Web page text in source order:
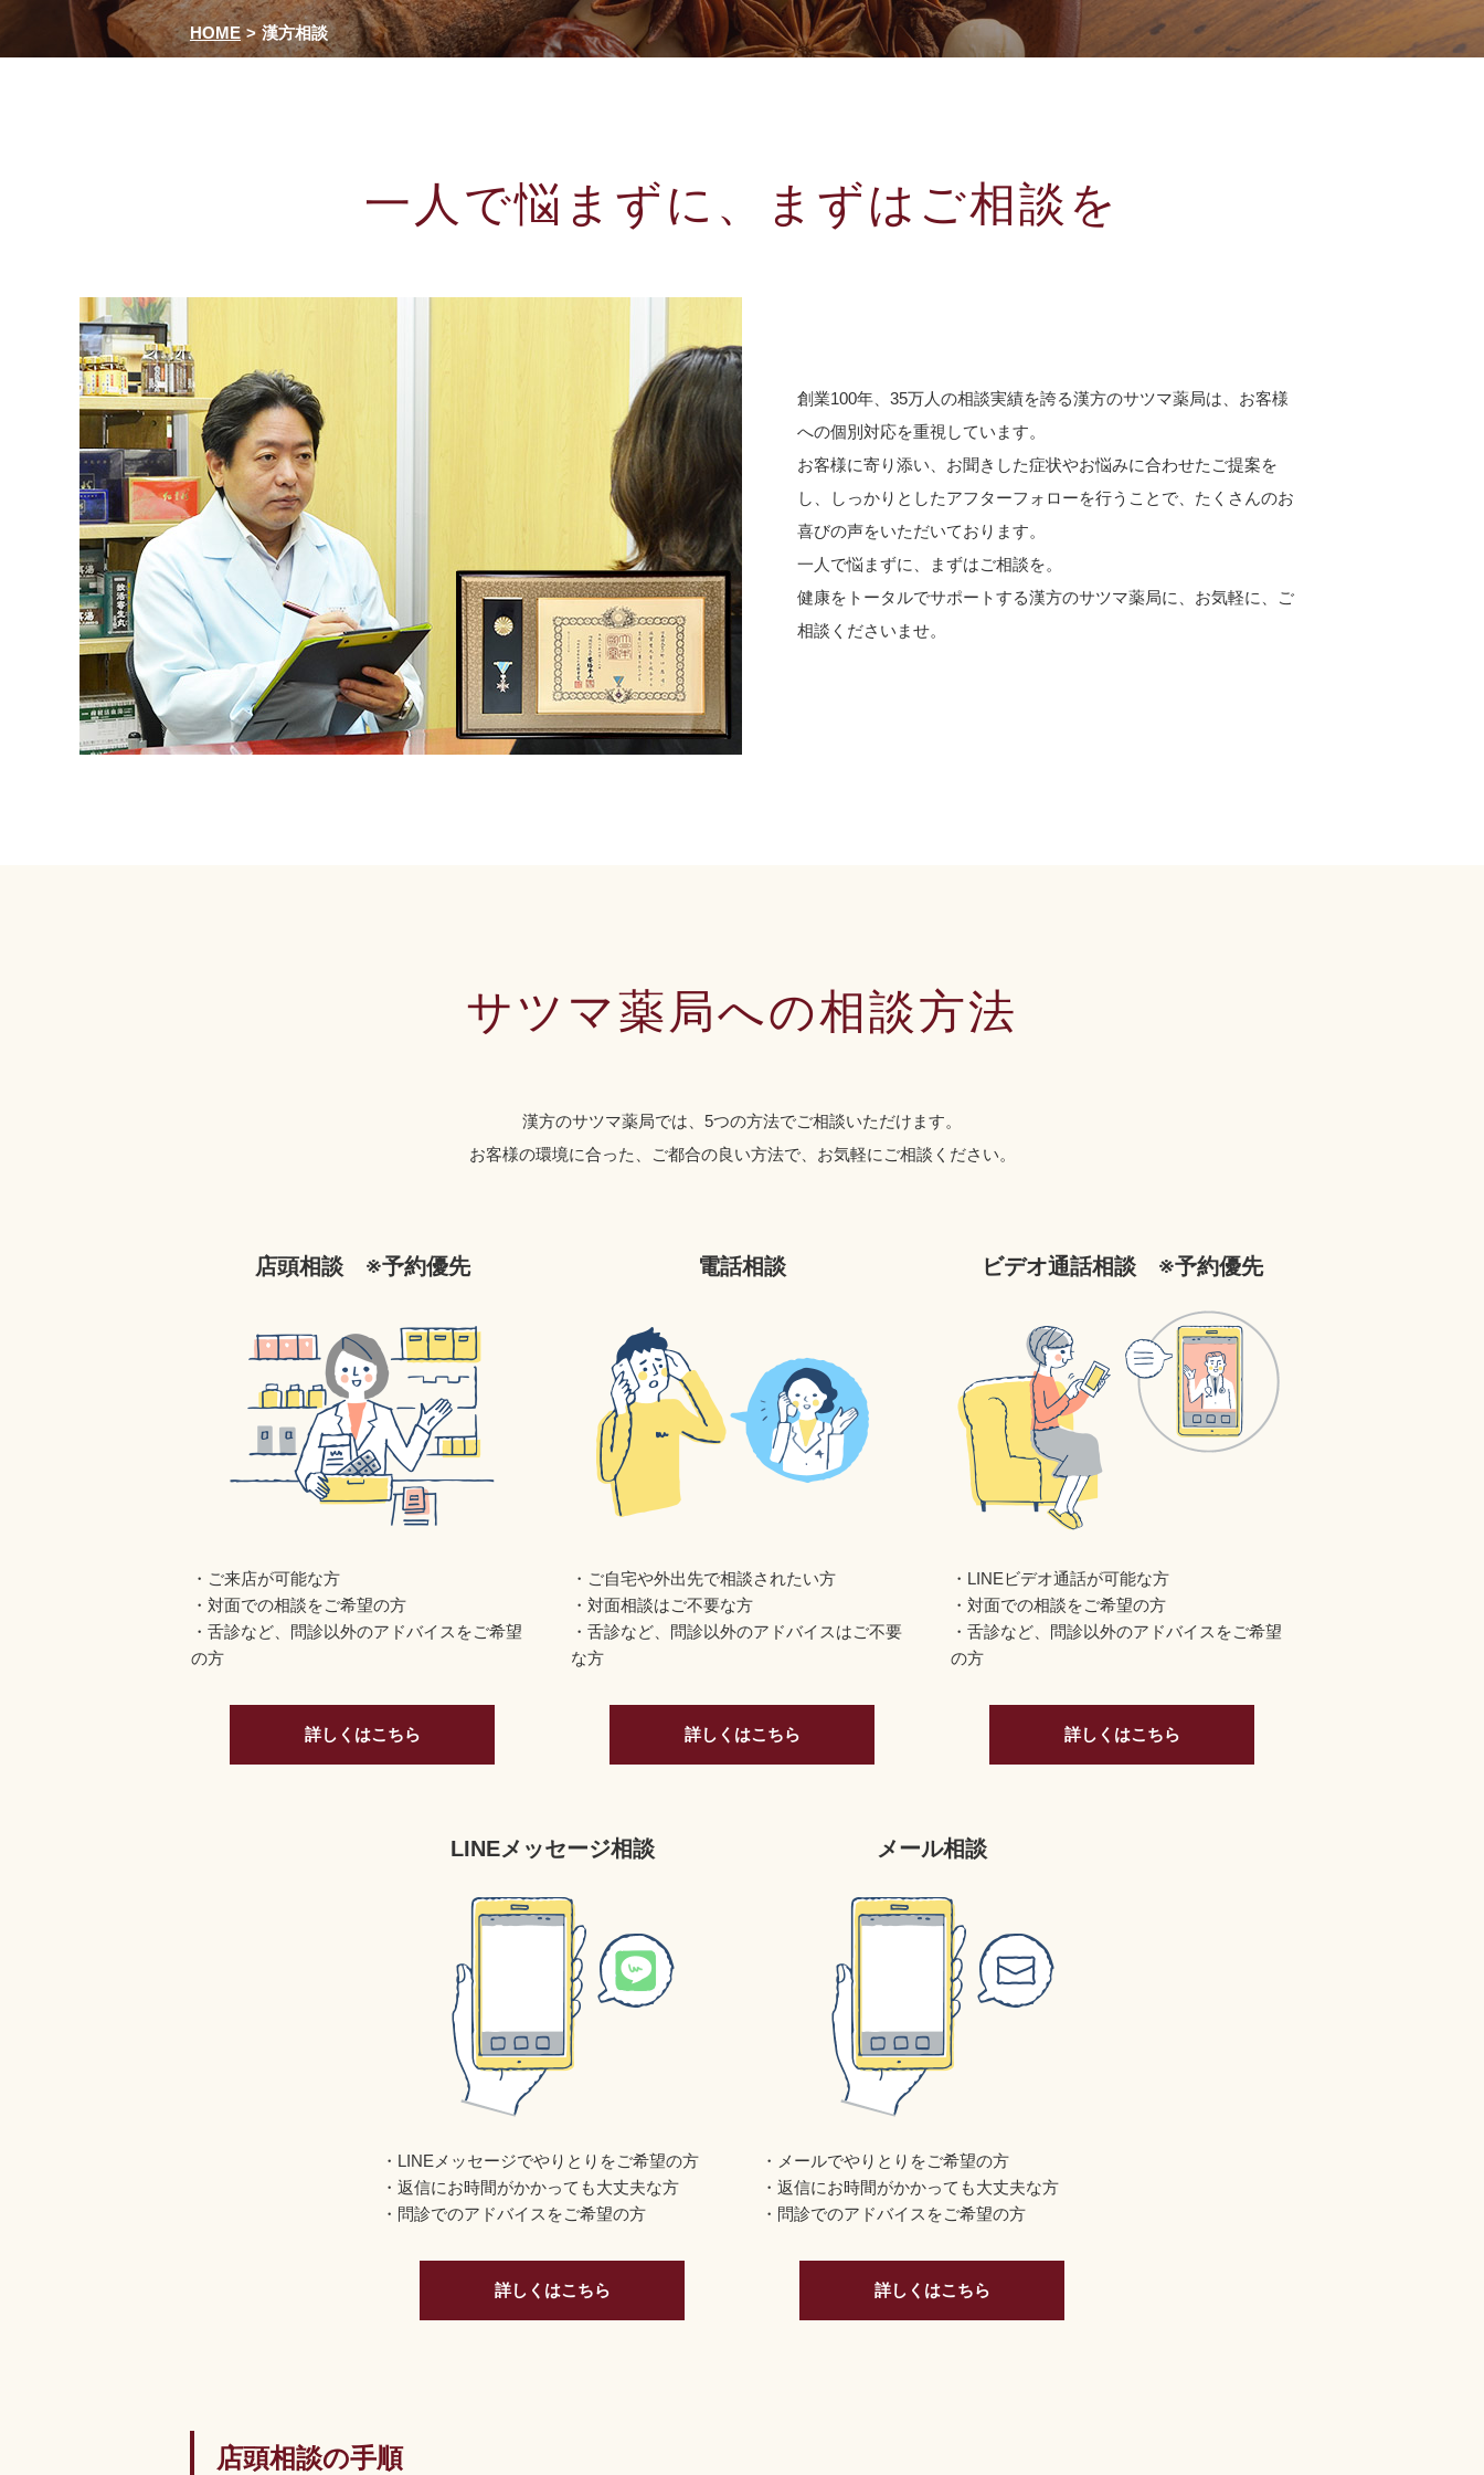
HOME 漢方相談
一人で悩まずに、まずはご相談を
創業100年、35万人の相談実績を誇る漢方のサツマ薬局は、お客様
への個別対応を重視しています。
お客様に寄り添い、お聞きした症状やお悩みに合わせたご提案を
し、しっかりとしたアフターフォローを行うことで、たくさんのお
喜びの声をいただいております。
一人で悩まずに、まずはご相談を。
健康をトータルでサポートする漢方のサツマ薬局に、お気軽に、ご
相談くださいませ。
サツマ薬局への相談方法
漢方のサツマ薬局では、5つの方法でご相談いただけます。
お客様の環境に合った、ご都合の良い方法で、お気軽にご相談ください。
店頭相談 ※予約優先
ご来店が可能な方
対面での相談をご希望の方
舌診など、問診以外のアドバイスをご希望
の方
詳しくはこちら
電話相談
ご自宅や外出先で相談されたい方
対面相談はご不要な方
舌診など、問診以外のアドバイスはご不要
な方
詳しくはこちら
ビデオ通話相談 ※予約優先
LINEビデオ通話が可能な方
対面での相談をご希望の方
舌診など、問診以外のアドバイスをご希望
の方
詳しくはこちら
LINEメッセージ相談
LINEメッセージでやりとりをご希望の方
返信にお時間がかかっても大丈夫な方
問診でのアドバイスをご希望の方
詳しくはこちら
メール相談
メールでやりとりをご希望の方
返信にお時間がかかっても大丈夫な方
問診でのアドバイスをご希望の方
詳しくはこちら
店頭相談の手順